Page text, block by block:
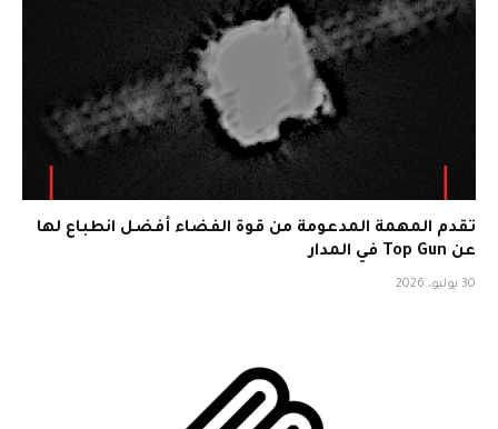
تقدم المهمة المدعومة من قوة الفضاء أفضل انطباع لها
عن Top Gun في المدار
30 يوليو، 2026